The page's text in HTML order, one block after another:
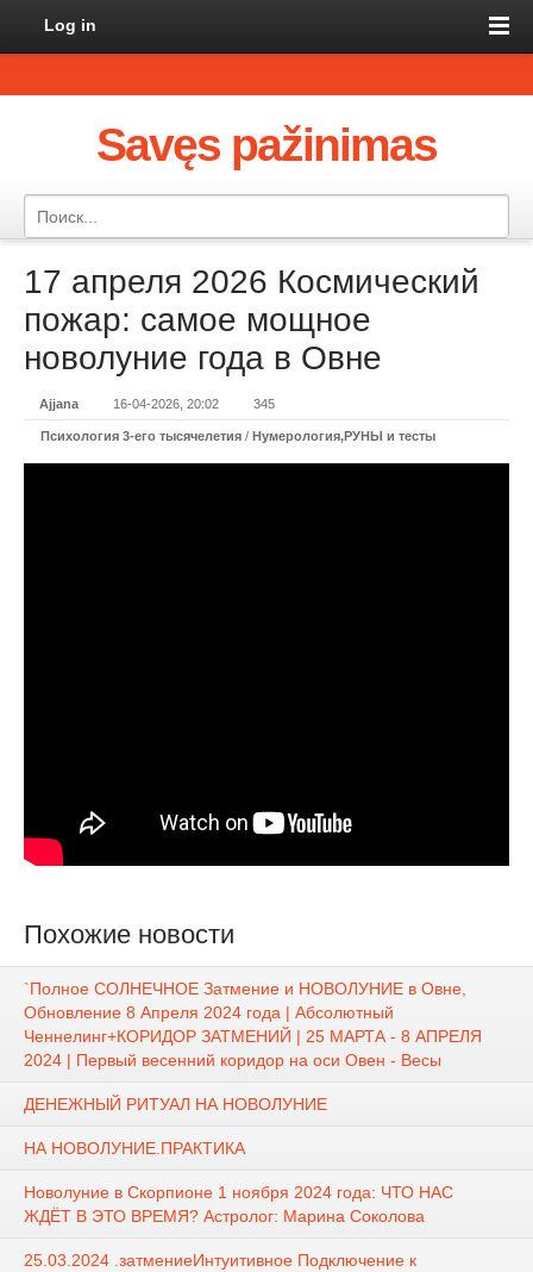
Log in
Savęs pažinimas
17 апреля 2026 Космический
пожар: самое мощное
новолуние года в Овне
Ajjana 16-04-2026, 20:02 345
Психология 3-его тысячелетия / Нумерология,РУНЫ и тесты
Похожие новости
`Полное СОЛНЕЧНОЕ Затмение и НОВОЛУНИЕ в Овне,
Обновление 8 Апреля 2024 года | Абсолютный
Ченнелинг+КОРИДОР ЗАТМЕНИЙ | 25 МАРТА - 8 АПРЕЛЯ
2024 | Первый весенний коридор на оси Овен - Весы
ДЕНЕЖНЫЙ РИТУАЛ НА НОВОЛУНИЕ
НА НОВОЛУНИЕ.ПРАКТИКА
Новолуние в Скорпионе 1 ноября 2024 года: ЧТО НАС
ЖДЁТ В ЭТО ВРЕМЯ? Астролог: Марина Соколова
25.03.2024 .затмениеИнтуитивное Подключение к